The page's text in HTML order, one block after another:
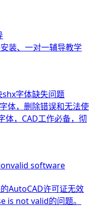
装、一对一辅导教学
字体缺失问题
体，删除错误和无法使
体，CAD工作必备，彻
software
AutoCAD许可证无效
not valid的问题。